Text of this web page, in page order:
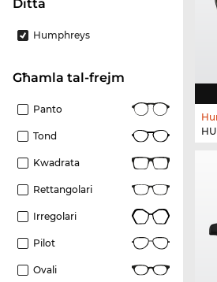
Ditta
Humphreys
Għamla tal-frejm
Panto
Tond
Kwadrata
Rettangolari
Irregolari
Pilot
Ovali